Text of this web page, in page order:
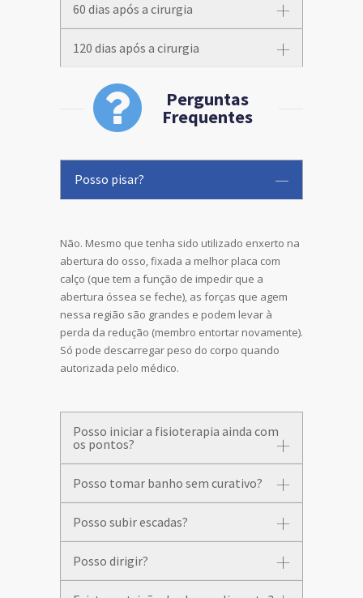
60 dias após a cirurgia
120 dias após a cirurgia
Perguntas
Frequentes
Posso pisar?
Não. Mesmo que tenha sido utilizado enxerto na
abertura do osso, fixada a melhor placa com
calço (que tem a função de impedir que a
abertura óssea se feche), as forças que agem
nessa região são grandes e podem levar à
perda da redução (membro entortar novamente).
Só pode descarregar peso do corpo quando
autorizada pelo médico.
Posso iniciar a fisioterapia ainda com
os pontos?
Posso tomar banho sem curativo?
Posso subir escadas?
Posso dirigir?